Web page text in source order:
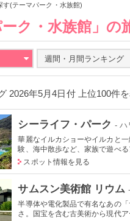
す(テーマパーク・水族館)
ーク・水族館」
週間・月間ランキング
2026年5月4日付 上位100件
シーライフ・パーク - ハ
華麗なイルカショーやイルカと
験、海中散歩など、家族で遊べ
スポット情報を見る
サムスン美術館 リウム
半導体や電化製品で有名なあの
さ。国宝を含む古美術から現代